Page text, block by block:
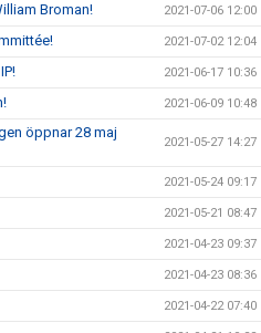
Broman! 2021-07-06 12:00
2021-07-02 12:04
2021-06-17 10:36
2021-06-09 10:48
öppnar 28 maj
2021-05-27 14:27
2021-05-24 09:17
2021-05-21 08:47
2021-04-23 09:37
2021-04-23 08:36
2021-04-22 07:40